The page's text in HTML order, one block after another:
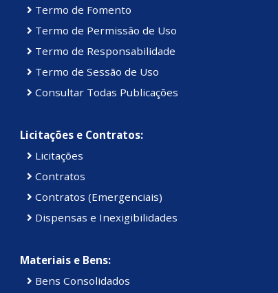
Termo de Fomento
Termo de Permissão de Uso
Termo de Responsabilidade
Termo de Sessão de Uso
Consultar Todas Publicações
Licitações e Contratos:
Licitações
Contratos
Contratos (Emergenciais)
Dispensas e Inexigibilidades
Materiais e Bens:
Bens Consolidados